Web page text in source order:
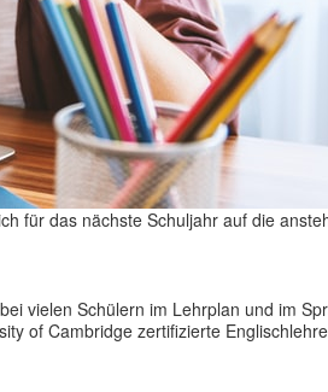
für das nächste Schuljahr auf die
vielen Schülern im Lehrplan und im
of Cambridge zertifizierte